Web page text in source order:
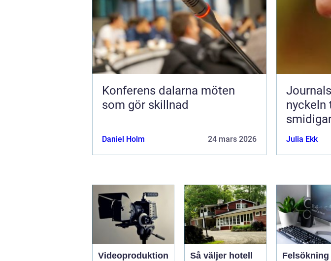
Konferens dalarna möten
som gör skillnad
Daniel Holm 24 mars 2026
nyckeln
Julia Ekk
Videoproduktion
Så väljer hotell
Felsökning